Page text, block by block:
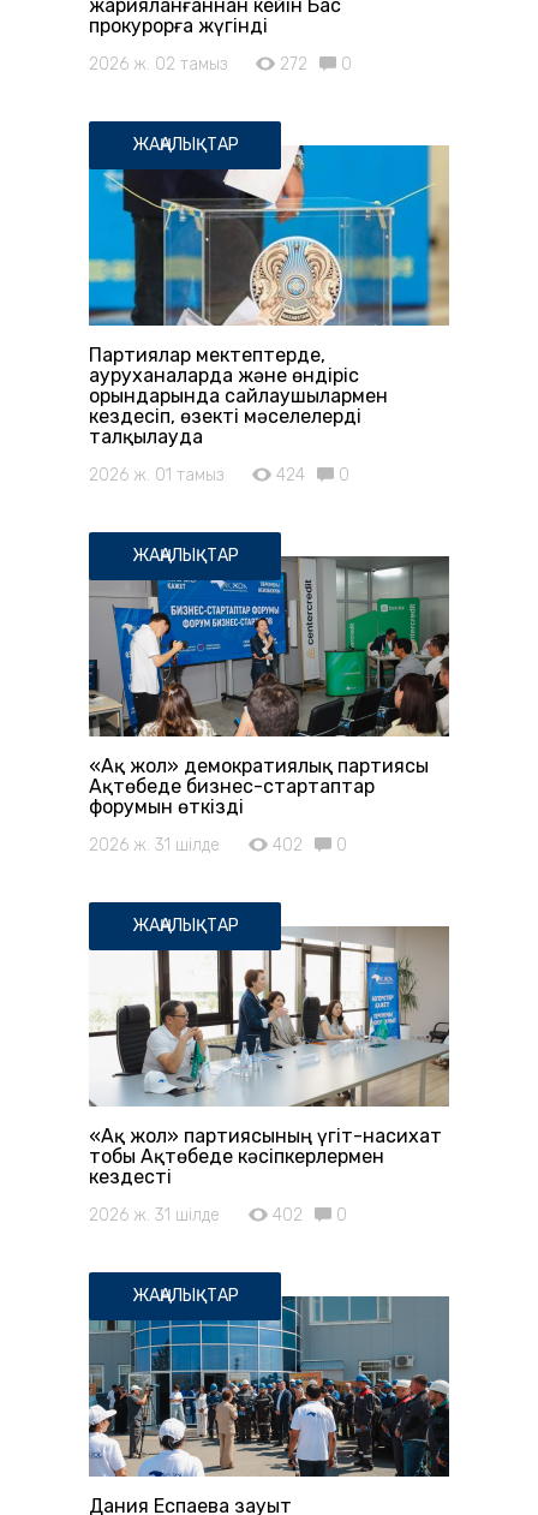
жарияланғаннан кейін Бас
прокурорға жүгінді
2026 ж. 02 тамыз 272 0
ЖАҢАЛЫҚТАР
Партиялар мектептерде,
ауруханаларда және өндіріс
орындарында сайлаушылармен
кездесіп, өзекті мәселелерді
талқылауда
2026 ж. 01 тамыз 424 0
ЖАҢАЛЫҚТАР
«Ақ жол» демократиялық партиясы
Ақтөбеде бизнес-стартаптар
форумын өткізді
2026 ж. 31 шілде 402 0
ЖАҢАЛЫҚТАР
«Ақ жол» партиясының үгіт-насихат
тобы Ақтөбеде кәсіпкерлермен
кездесті
2026 ж. 31 шілде 402 0
ЖАҢАЛЫҚТАР
Дания Еспаева зауыт